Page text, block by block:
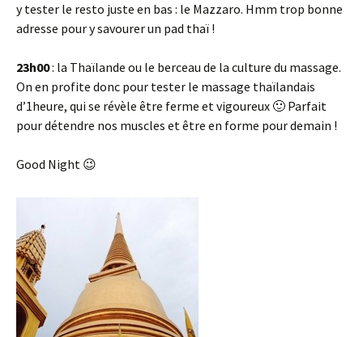
y tester le resto juste en bas : le Mazzaro. Hmm trop bonne
adresse pour y savourer un pad thaï !
23h00: la Thaïlande ou le berceau de la culture du massage.
On en profite donc pour tester le massage thaïlandais
d’1heure, qui se révèle être ferme et vigoureux 🙂 Parfait
pour détendre nos muscles et être en forme pour demain !
Good Night 😉